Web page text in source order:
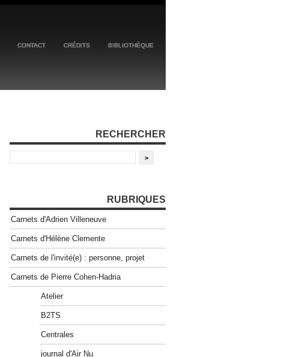
CONTACT CRÉDITS BIBLIOTHÈQUE
RECHERCHER
RUBRIQUES
Carnets d'Adrien Villeneuve
Carnets d'Hélène Clemente
Carnets de l'invité(e) : personne, projet
Carnets de Pierre Cohen-Hadria
Atelier
B2TS
Centrales
journal d'Air Nu